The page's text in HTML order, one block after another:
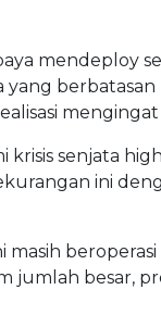
mendeploy
krisis senjata
ini
masih
jumlah besar,